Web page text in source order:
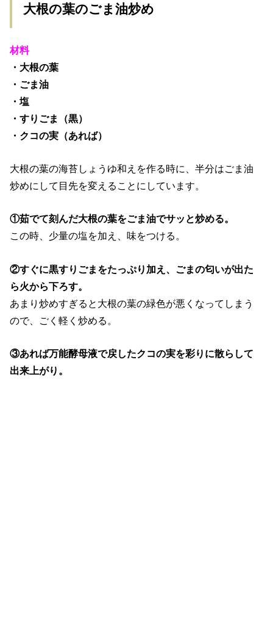
大根の葉のごま油炒め
材料
・大根の葉
・ごま油
・塩
・すりごま（黒）
・クコの実（あれば）
大根の葉の海苔しょうゆ和えを作る時に、半分はごま油
炒めにして目先を変えることにしています。
①茹でて刻んだ大根の葉をごま油でサッと炒める。
この時、少量の塩を加え、味をつける。
②すぐに黒すりごまをたっぷり加え、ごまの匂いが出た
ら火から下ろす。
あまり炒めすぎると大根の葉の緑色が悪くなってしまう
ので、ごく軽く炒める。
③あれば万能酵母液で戻したクコの実を彩りに散らして
出来上がり。